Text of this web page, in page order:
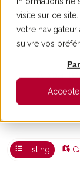
visite sur ce
votre navigateur
suivre vos
Listing